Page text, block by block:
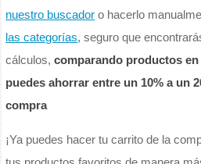
nuestro buscador o hacerlo
las categorías, seguro que
cálculos,comparando productos
puedes ahorrar entre un 10% a un
compra
¡Ya puedes hacer tu carrito de la